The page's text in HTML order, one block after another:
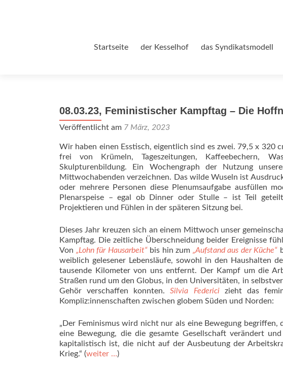
Startseite der Kesselhof das Syndikatsmodell
08.03.23, Feministischer Kampftag – Die
Veröffentlicht am 7 März, 2023
Wir haben einen Esstisch, eigentlich sind es zwei. 79,5 x 320
frei von Krümeln, Tageszeitungen, Kaffeebechern,
Skulpturenbildung. Ein Wochengraph der Nutzung
Mittwochabenden verzeichnen. Das wilde Wuseln ist
oder mehrere Personen diese Plenumsaufgabe ausfüllen
Plenarspeise – egal ob Dinner oder Stulle – ist Teil
Projektieren und Fühlen in der späteren Sitzung bei.
Dieses Jahr kreuzen sich an einem Mittwoch unser
Kampftag. Die zeitliche Überschneidung beider Ereignisse
Von „Lohn für Hausarbeit“ bis hin zum „Aufstand aus der Küche“
weiblich gelesener Lebensläufe, sowohl in den Haushalten
tausende Kilometer von uns entfernt. Der Kampf um die
Straßen rund um den Globus, in den Universitäten, in
Gehör verschaffen konnten.Silvia Federici
zieht das
Kompliz:innenschaften zwischen globem Süden und Norden:
„Der Feminismus wird nicht nur als eine Bewegung
eine Bewegung, die die gesamte Gesellschaft verändert
kapitalistisch ist, die nicht auf der Ausbeutung der
Krieg.“ (weiter …)